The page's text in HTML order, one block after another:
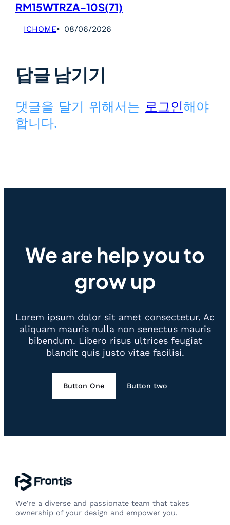
RM15WTRZA-10S(71)
ICHOME 08/06/2026
답글 남기기
댓글을 달기 위해서는 로그인해야
합니다.
We are help you to
grow up
Lorem ipsum dolor sit amet consectetur. Ac
aliquam mauris nulla non senectus mauris
bibendum. Libero risus ultrices feugiat
blandit quis justo vitae facilisi.
Button One Button two
We’re a diverse and passionate team that takes
ownership of your design and empower you.